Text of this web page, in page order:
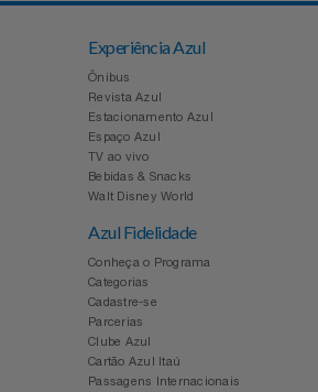
Experiência Azul
Ônibus
Revista Azul
Estacionamento Azul
Espaço Azul
TV ao vivo
Bebidas & Snacks
Walt Disney World
Azul Fidelidade
Conheça o Programa
Categorias
Cadastre-se
Parcerias
Clube Azul
Cartão Azul Itaú
Passagens Internacionais